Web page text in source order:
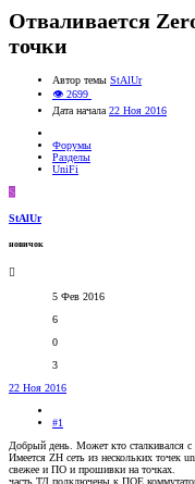
Отваливается
точки
Автор темы StAlUr
👁 2699
Дата начала 22 Ноя 2016
Форумы
Разделы
UniFi
S
StAlUr
новичок
5 Фев 2016
6
0
3
22 Ноя 2016
#1
Добрый день. Может кто сталкивался с
Имеется ZH сеть из нескольких точек
свежее и ПО и прошивки на точках.
часть ТД подключены к ПОЕ